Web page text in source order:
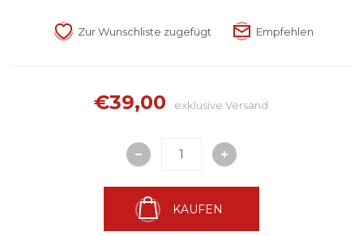
€39,00 exklusiveVersand
KAUFEN